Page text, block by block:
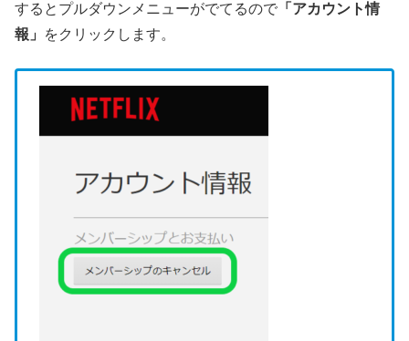
するとプルダウンメニューがでてるので 「アカウント情
報」
をクリックします。